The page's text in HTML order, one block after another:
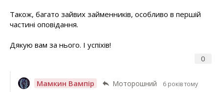
0
Також, багато зайвих займенників, особливо в першій
частині оповідання.
Дякую вам за нього. І успіхів!
Мамкин Вампір Моторошний 6 років тому